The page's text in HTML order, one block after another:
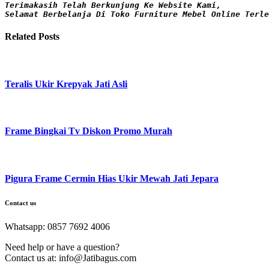
Terimakasih Telah Berkunjung Ke Website Kami,
Selamat Berbelanja Di Toko Furniture Mebel Online
Related Posts
Teralis Ukir Krepyak Jati Asli
Frame Bingkai Tv Diskon Promo Murah
Pigura Frame Cermin Hias Ukir Mewah Jati Jepara
Contact us
Whatsapp: 0857 7692 4006
Need help or have a question?
Contact us at: info@Jatibagus.com